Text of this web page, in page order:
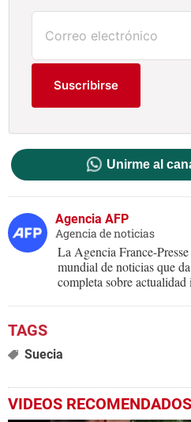
Suscribirse
Unirme al
Agencia AFP
Agencia de noticias
La Agencia France-
mundial de noticias que
completa sobre
Suecia
VIDEOS RECOMENDADOS